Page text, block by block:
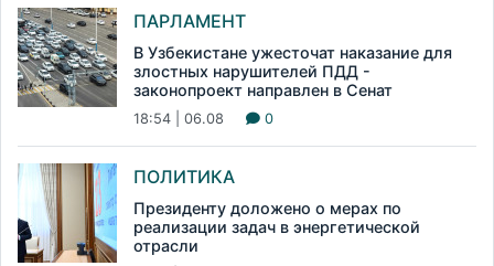
ПАРЛАМЕНТ
В Узбекистане ужесточат наказание для
злостных нарушителей ПДД -
законопроект направлен в Сенат
18:54 | 06.08 0
ПОЛИТИКА
Президенту доложено о мерах по
реализации задач в энергетической
отрасли